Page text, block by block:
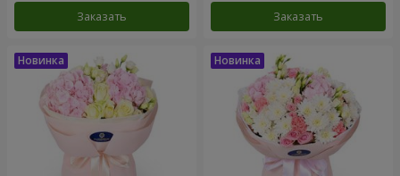
Заказать Заказать